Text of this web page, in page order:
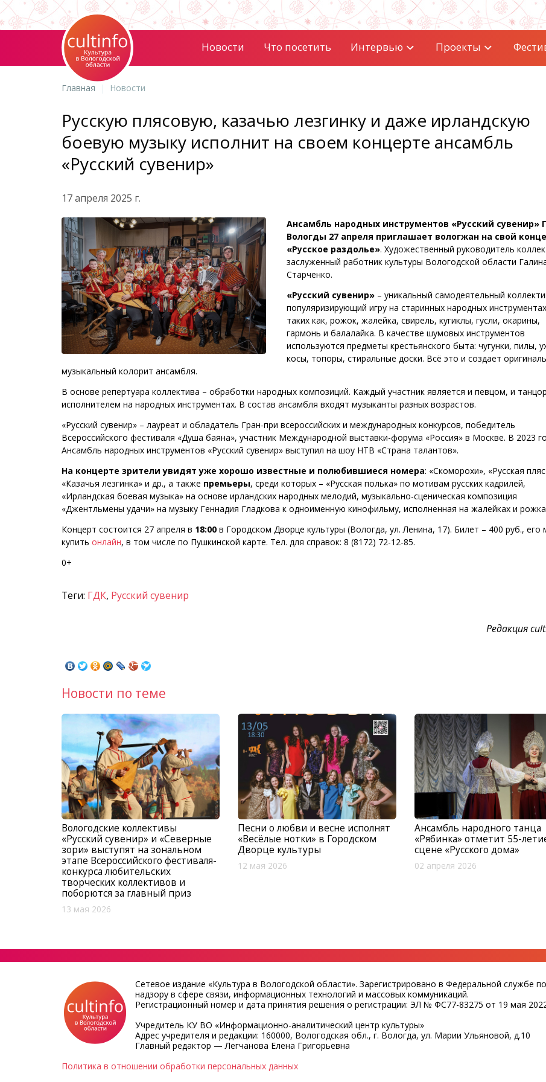
Новости Что посетить Интервью Проекты
Главная Новости
Русскую плясовую, казачью лезгинку и даже ирландскую
боевую музыку исполнит на своем концерте ансамбль
«Русский сувенир»
17 апреля 2025 г.
Ансамбль народных инструментов «Русский сувенир»
Вологды 27 апреля приглашает вологжан на свой
«Русское раздолье». Художественный руководитель
заслуженный работник культуры Вологодской области
Старченко.
«Русский сувенир»– уникальный самодеятельный
популяризирующий игру на старинных народных
таких как, рожок, жалейка, свирель, кугиклы, гусли, окарины,
гармонь и балалайка. В качестве шумовых инструментов
используются предметы крестьянского быта: чугунки, пилы,
косы, топоры, стиральные доски. Всё это и создает
музыкальный колорит ансамбля.
В основе репертуара коллектива – обработки народных композиций. Каждый участник является и певцом, и
исполнителем на народных инструментах. В состав ансамбля входят музыканты разных возрастов.
«Русский сувенир» – лауреат и обладатель Гран-при всероссийских и международных конкурсов, победитель
Всероссийского фестиваля «Душа баяна», участник Международной выставки-форума «Россия» в Москве. В 2023
Ансамбль народных инструментов «Русский сувенир» выступил на шоу НТВ «Страна талантов».
На концерте зрители увидят уже хорошо известные и полюбившиеся номера: «Скоморохи», «Русская
«Казачья лезгинка» и др., а также премьеры, среди которых – «Русская полька» по мотивам русских кадрилей,
«Ирландская боевая музыка» на основе ирландских народных мелодий, музыкально-сценическая композиция
«Джентльмены удачи» на музыку Геннадия Гладкова к одноименную кинофильму, исполненная на жалейках и
Концерт состоится 27 апреля в 18:00 в Городском Дворце культуры (Вологда, ул. Ленина, 17). Билет – 400 руб.,
купить онлайн, в том числе по Пушкинской карте. Тел. для справок: 8 (8172) 72-12-85.
0+
Теги: ГДК, Русский сувенир
Редакция
Новости по теме
Вологодские коллективы
«Русский сувенир» и «Северные
зори» выступят на зональном
этапе Всероссийского фестиваля-
конкурса любительских
творческих коллективов и
поборются за главный приз
13 мая 2026
Песни о любви и весне исполнят
«Весёлые нотки» в Городском
Дворце культуры
12 мая 2026
Ансамбль народного танца
«Рябинка» отметит 55-
сцене «Русского дома»
02 апреля 2026
Сетевое издание «Культура в Вологодской области». Зарегистрировано в Федеральной службе по
надзору в сфере связи, информационных технологий и массовых коммуникаций.
Регистрационный номер и дата принятия решения о регистрации: ЭЛ № ФС77-83275 от 19 мая
Учредитель КУ ВО «Информационно-аналитический центр культуры»
Адрес учредителя и редакции: 160000, Вологодская обл., г. Вологда, ул. Марии Ульяновой, д.10
Главный редактор — Легчанова Елена Григорьевна
Политика в отношении обработки персональных данных